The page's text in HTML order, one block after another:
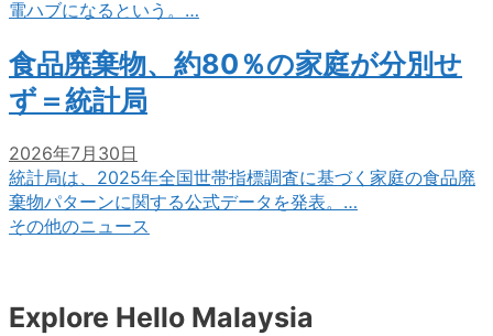
電ハブになるという。…
食品廃棄物、約80％の家庭が分別せ
ず＝統計局
2026年7月30日
統計局は、2025年全国世帯指標調査に基づく家庭の食品廃
棄物パターンに関する公式データを発表。…
その他のニュース
Explore Hello Malaysia